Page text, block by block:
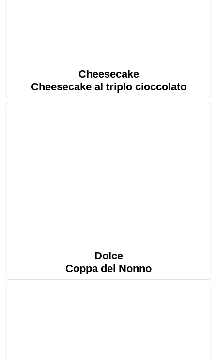
Cheesecake
Cheesecake al triplo cioccolato
Dolce
Coppa del Nonno